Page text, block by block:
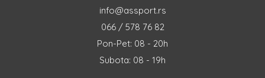
info@assport.rs
066 / 578 76 82
Pon-Pet: 08 - 20h
Subota: 08 - 19h